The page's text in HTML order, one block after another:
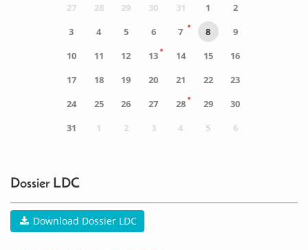
27 28 29 30 31 1
2
3
4 5 6 7 8
9
10
11 12 13 14 15
16
17
18 19 20 21 22
23
24
25 26 27 28 29
30
31
1 2 3 4 5 6
Dossier LDC
Download Dossier LDC